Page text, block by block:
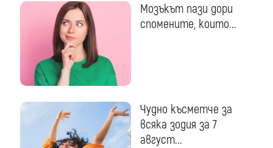
Мозъкът пази дори
спомените, които...
Чудно късметче за
всяка зодия за 7
август...